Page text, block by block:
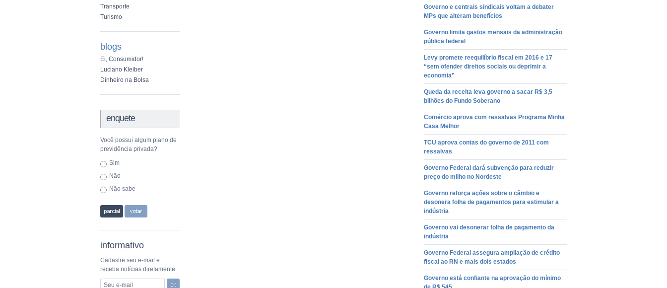
Transporte
Turismo
blogs
Ei, Consumidor!
Luciano Kleiber
Dinheiro na Bolsa
enquete
Você possui algum plano de
previdência privada?
Sim
Não
Não sabe
informativo
Cadastre seu e-mail e
receba notícias diretamente
Seu e-mail
Governo e centrais sindicais voltam a debater
MPs que alteram benefícios
Governo limita gastos mensais da administração
pública federal
Levy promete reequilíbrio fiscal em 2016 e 17
“sem ofender direitos sociais ou deprimir a
economia”
Queda da receita leva governo a sacar R$ 3,5
bilhões do Fundo Soberano
Comércio aprova com ressalvas Programa Minha
Casa Melhor
TCU aprova contas do governo de 2011 com
ressalvas
Governo Federal dará subvenção para reduzir
preço do milho no Nordeste
Governo reforça ações sobre o câmbio e
desonera folha de pagamentos para estimular a
indústria
Governo vai desonerar folha de pagamento da
indústria
Governo Federal assegura ampliação de crédito
fiscal ao RN e mais dois estados
Governo está confiante na aprovação do mínimo